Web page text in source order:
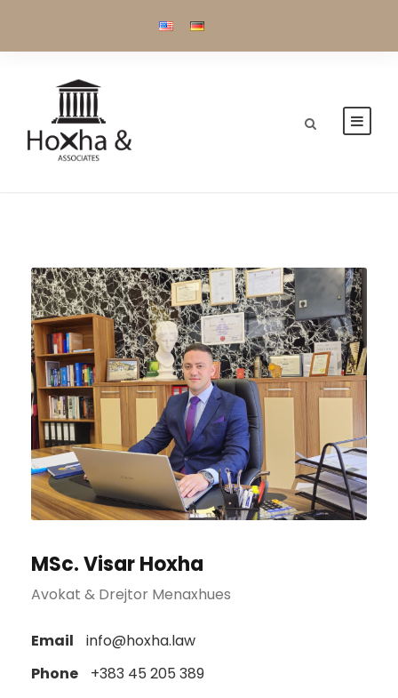
MSc. Visar Hoxha
Avokat & Drejtor Menaxhues
Email
info@hoxha.law
Phone
+383 45 205 389